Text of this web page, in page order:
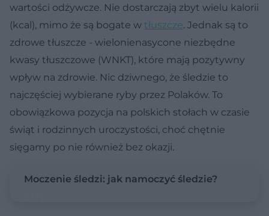
wartości odżywcze. Nie dostarczają zbyt wielu kalorii
(kcal), mimo że są bogate w tłuszcze. Jednak są to
zdrowe tłuszcze - wielonienasycone niezbędne
kwasy tłuszczowe (WNKT), które mają pozytywny
wpływ na zdrowie. Nic dziwnego, że śledzie to
najczęściej wybierane ryby przez Polaków. To
obowiązkowa pozycja na polskich stołach w czasie
świąt i rodzinnych uroczystości, choć chętnie
sięgamy po nie również bez okazji.
Moczenie śledzi: jak namoczyć śledzie?